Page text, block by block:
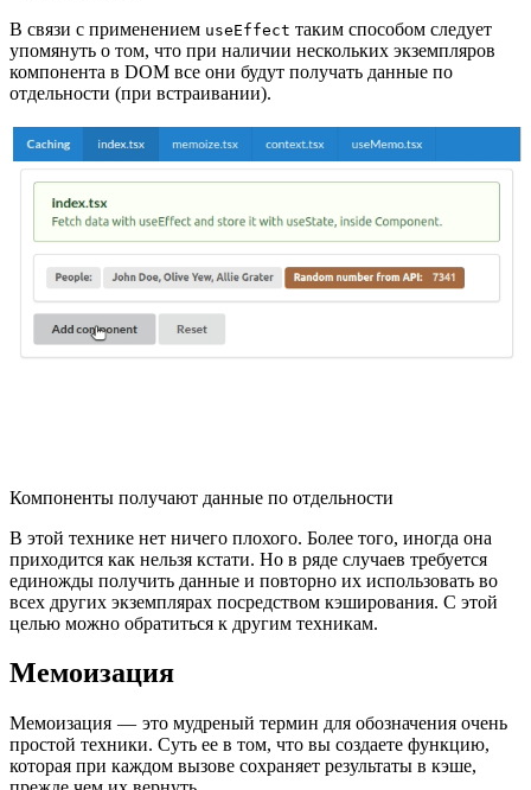
В связи с применением useEffect таким способом следует
упомянуть о том, что при наличии нескольких экземпляров
компонента в DOM все они будут получать данные по
отдельности (при встраивании).
Компоненты получают данные по отдельности
В этой технике нет ничего плохого. Более того, иногда она
приходится как нельзя кстати. Но в ряде случаев требуется
единожды получить данные и повторно их использовать во
всех других экземплярах посредством кэширования. С этой
целью можно обратиться к другим техникам.
Мемоизация
Мемоизация — это мудреный термин для обозначения очень
простой техники. Суть ее в том, что вы создаете функцию,
которая при каждом вызове сохраняет результаты в кэше,